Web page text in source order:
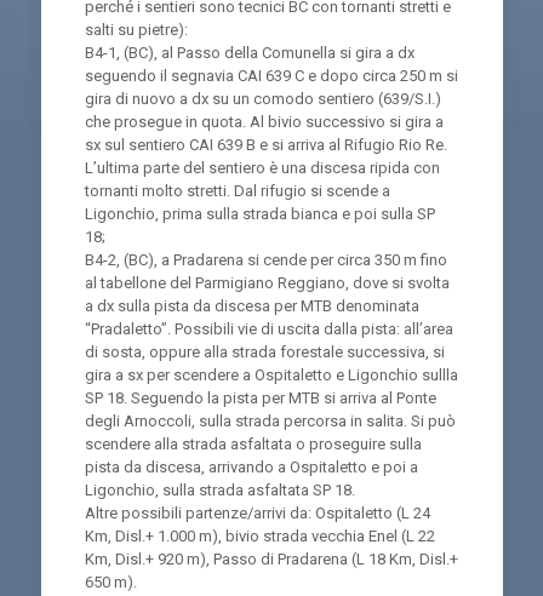
perché i sentieri sono tecnici BC con tornanti stretti e
salti su pietre):
B4-1, (BC), al Passo della Comunella si gira a dx
seguendo il segnavia CAI 639 C e dopo circa 250 m si
gira di nuovo a dx su un comodo sentiero (639/S.I.)
che prosegue in quota. Al bivio successivo si gira a
sx sul sentiero CAI 639 B e si arriva al Rifugio Rio Re.
L’ultima parte del sentiero è una discesa ripida con
tornanti molto stretti. Dal rifugio si scende a
Ligonchio, prima sulla strada bianca e poi sulla SP
18;
B4-2, (BC), a Pradarena si cende per circa 350 m fino
al tabellone del Parmigiano Reggiano, dove si svolta
a dx sulla pista da discesa per MTB denominata
“Pradaletto”. Possibili vie di uscita dalla pista: all’area
di sosta, oppure alla strada forestale successiva, si
gira a sx per scendere a Ospitaletto e Ligonchio sullla
SP 18. Seguendo la pista per MTB si arriva al Ponte
degli Arnoccoli, sulla strada percorsa in salita. Si può
scendere alla strada asfaltata o proseguire sulla
pista da discesa, arrivando a Ospitaletto e poi a
Ligonchio, sulla strada asfaltata SP 18.
Altre possibili partenze/arrivi da: Ospitaletto (L 24
Km, Disl.+ 1.000 m), bivio strada vecchia Enel (L 22
Km, Disl.+ 920 m), Passo di Pradarena (L 18 Km, Disl.+
650 m).